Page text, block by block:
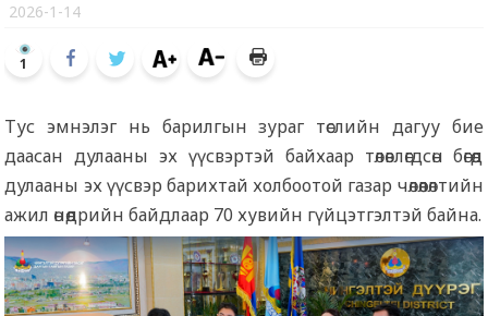
2026-1-14
1
Тус эмнэлэг нь барилгын зураг төслийн дагуу бие
даасан дулааны эх үүсвэртэй байхаар төлөвлөгдсөн бөгөөд
дулааны эх үүсвэр барихтай холбоотой газар чөлөөлөлтийн
ажил өнөөдрийн байдлаар 70 хувийн гүйцэтгэлтэй байна.